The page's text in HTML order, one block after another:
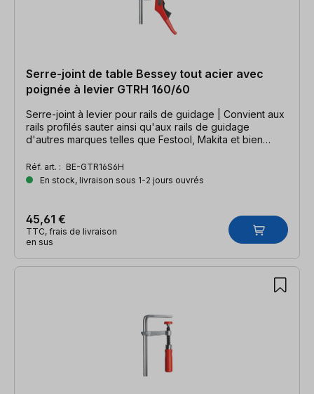
Serre-joint de table Bessey tout acier avec
poignée à levier GTRH 160/60
Serre-joint à levier pour rails de guidage | Convient aux
rails profilés sauter ainsi qu'aux rails de guidage
d'autres marques telles que Festool, Makita et bien
Réf. art. : BE-GTR16S6H
En stock, livraison sous 1-2 jours ouvrés
45,61 €
TTC, frais de livraison
en sus